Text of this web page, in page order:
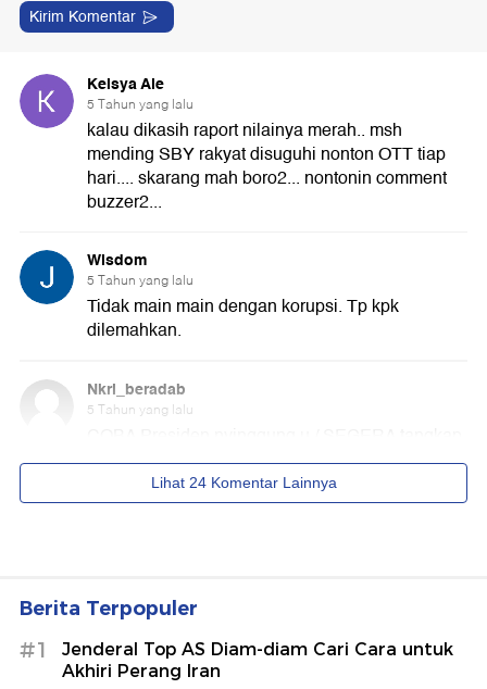
Berita Terpopuler
#1
Jenderal Top AS Diam-diam Cari Cara untuk
Akhiri Perang Iran